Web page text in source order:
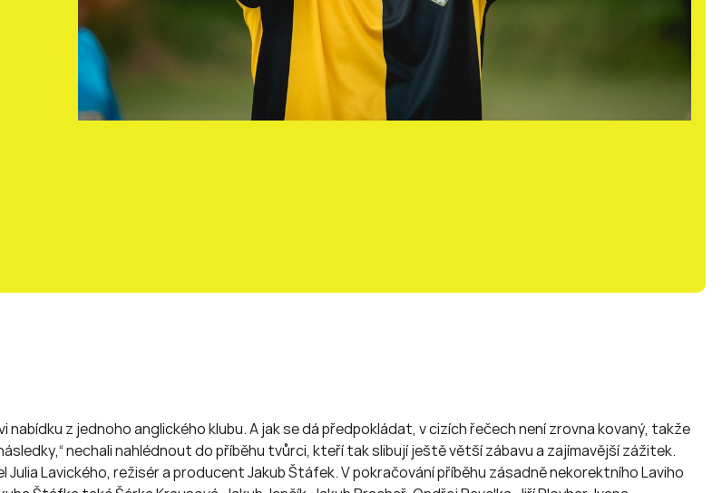
z jednoho anglického klubu. A jak se dá předpokládat, v cizích řečech není zrovna kovaný, takže
nechali nahlédnout do příběhu tvůrci, kteří tak slibují ještě větší zábavu a zajímavější zážitek.
Lavického, režisér a producent Jakub Štáfek. V pokračování příběhu zásadně nekorektního Laviho